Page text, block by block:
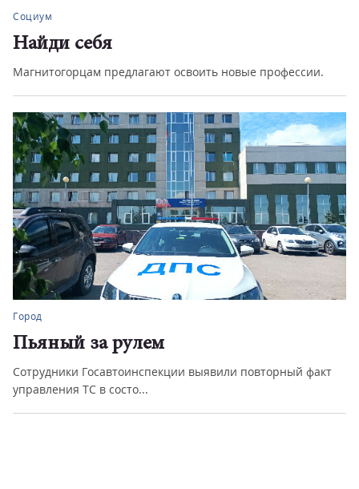
Социум
Найди себя
Магнитогорцам предлагают освоить новые профессии.
Город
Пьяный за рулем
Сотрудники Госавтоинспекции выявили повторный факт
управления ТС в состо...